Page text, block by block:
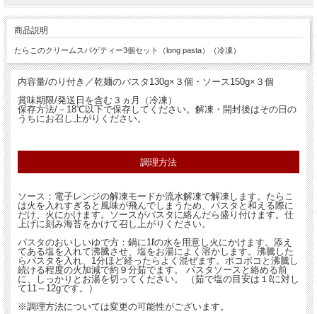
商品説明
たらこのクリームスパゲティー3個セット（long pasta）（冷凍）
内容量/のり付き／乾麺のパスタ130g×３個・ソース150g×３個
賞味期限/発送日を含む３ヵ月（冷凍）
保存方法/－18℃以下で保存してください。解凍・開封後はその日の
うちにお召し上がりください。
調理方法
ソース：電子レンジの解凍モードか流水解凍で解凍します。たらこ
は火を入れすぎると風味が飛んでしまうため、パスタと和える際に
だけ、火にかけます。ソースがパスタに絡んだら盛り付けます。仕
上げに刻み海苔をかけて召し上がりください。
パスタのおいしいゆで方：鍋に1ℓの水を用意し火にかけます。添え
てある塩を入れて沸騰させ、塩をお湯によく溶かします。沸騰した
らパスタを入れ、1分ほど経ったらよく混ぜます。ポコポコと沸騰し
続ける程度の火加減で約９分茹でます。 パスタソースと絡める前
に、しっかりとお湯を切ってください。 （茹で塩の目安は１ℓに対し
て11～12gです。）
※調理方法については変更の可能性がございます。